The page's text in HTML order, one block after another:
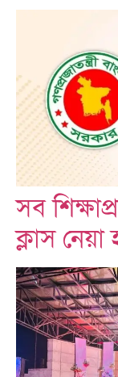
সব
ক্লাস নেয়া